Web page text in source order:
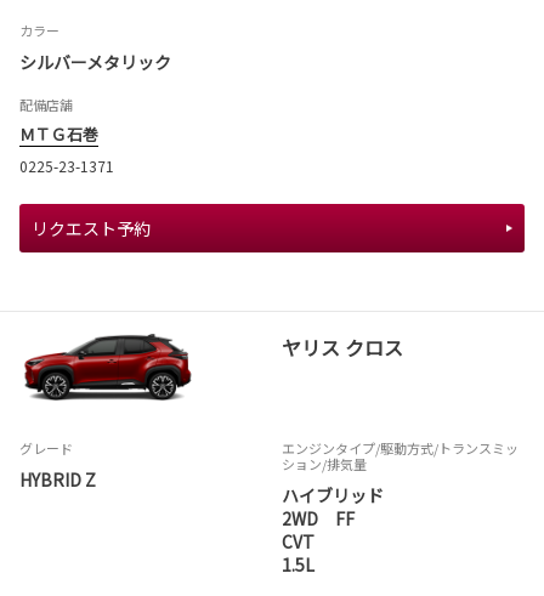
カラー
シルバーメタリック
配備店舗
ＭＴＧ石巻
0225-23-1371
リクエスト予約
ヤリス クロス
グレード
HYBRID Z
エンジンタイプ/駆動方式/トランスミッ
ション/排気量
ハイブリッド
2WD FF
CVT
1.5L